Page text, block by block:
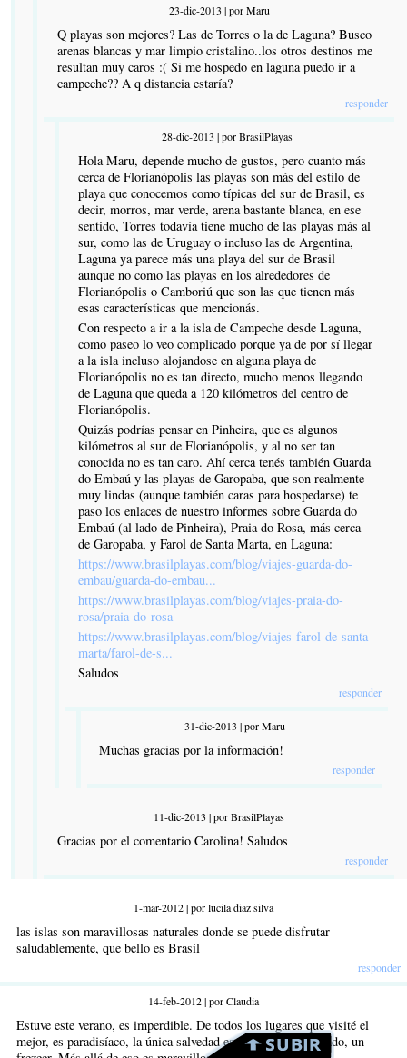
23-dic-2013 | por Maru
Q playas son mejores? Las de Torres o la de Laguna? Busco
arenas blancas y mar limpio cristalino..los otros destinos me
resultan muy caros :( Si me hospedo en laguna puedo ir a
campeche?? A q distancia estaría?
responder
28-dic-2013 | por BrasilPlayas
Hola Maru, depende mucho de gustos, pero cuanto más
cerca de Florianópolis las playas son más del estilo de
playa que conocemos como típicas del sur de Brasil, es
decir, morros, mar verde, arena bastante blanca, en ese
sentido, Torres todavía tiene mucho de las playas más al
sur, como las de Uruguay o incluso las de Argentina,
Laguna ya parece más una playa del sur de Brasil
aunque no como las playas en los alrededores de
Florianópolis o Camboriú que son las que tienen más
esas características que mencionás.
Con respecto a ir a la isla de Campeche desde Laguna,
como paseo lo veo complicado porque ya de por sí llegar
a la isla incluso alojandose en alguna playa de
Florianópolis no es tan directo, mucho menos llegando
de Laguna que queda a 120 kilómetros del centro de
Florianópolis.
Quizás podrías pensar en Pinheira, que es algunos
kilómetros al sur de Florianópolis, y al no ser tan
conocida no es tan caro. Ahí cerca tenés también Guarda
do Embaú y las playas de Garopaba, que son realmente
muy lindas (aunque también caras para hospedarse) te
paso los enlaces de nuestro informes sobre Guarda do
Embaú (al lado de Pinheira), Praia do Rosa, más cerca
de Garopaba, y Farol de Santa Marta, en Laguna:
https://www.brasilplayas.com/blog/viajes-guarda-do-
embau/guarda-do-embau...
https://www.brasilplayas.com/blog/viajes-praia-do-
rosa/praia-do-rosa
https://www.brasilplayas.com/blog/viajes-farol-de-santa-
marta/farol-de-s...
Saludos
responder
31-dic-2013 | por Maru
Muchas gracias por la información!
responder
11-dic-2013 | por BrasilPlayas
Gracias por el comentario Carolina! Saludos
responder
1-mar-2012 | por lucila diaz silva
las islas son maravillosas naturales donde se puede disfrutar
saludablemente, que bello es Brasil
responder
14-feb-2012 | por Claudia
Estuve este verano, es imperdible. De todos los lugares que visité el
mejor, es paradisíaco, la única salvedad es que el mar es helado, un